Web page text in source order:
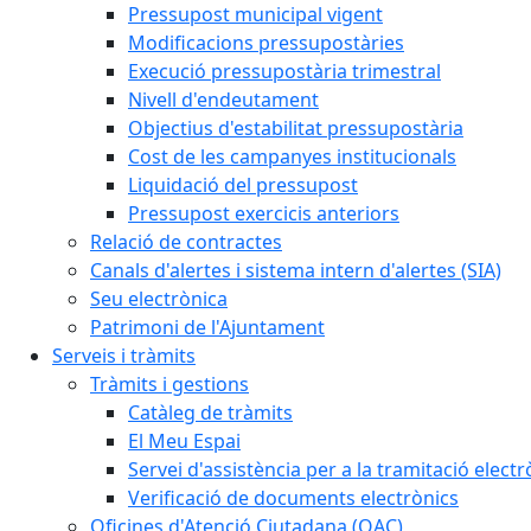
Pressupost municipal vigent
Modificacions pressupostàries
Execució pressupostària trimestral
Nivell d'endeutament
Objectius d'estabilitat pressupostària
Cost de les campanyes institucionals
Liquidació del pressupost
Pressupost exercicis anteriors
Relació de contractes
Canals d'alertes i sistema intern d'alertes (SIA)
Seu electrònica
Patrimoni de l'Ajuntament
Serveis i tràmits
Tràmits i gestions
Catàleg de tràmits
El Meu Espai
Servei d'assistència per a la tramitació
Verificació de documents electrònics